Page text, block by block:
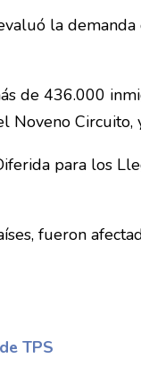
la
de 436.000
Circuito,
para los
fueron
TPS